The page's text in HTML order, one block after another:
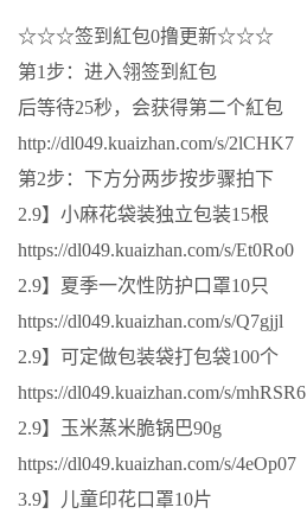
☆☆☆签到紅包0撸更新☆☆☆
第1步：进入翎签到紅包
后等待25秒，会获得第二个紅包
http://dl049.kuaizhan.com/s/2lCHK7
第2步：下方分两步按步骤拍下
2.9】小麻花袋装独立包装15根
https://dl049.kuaizhan.com/s/Et0Ro0
2.9】夏季一次性防护口罩10只
https://dl049.kuaizhan.com/s/Q7gjjl
2.9】可定做包装袋打包袋100个
https://dl049.kuaizhan.com/s/mhRSR6
2.9】玉米蒸米脆锅巴90g
https://dl049.kuaizhan.com/s/4eOp07
3.9】儿童印花口罩10片